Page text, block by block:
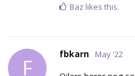
Baz likes this.
F
fbkarn May '22